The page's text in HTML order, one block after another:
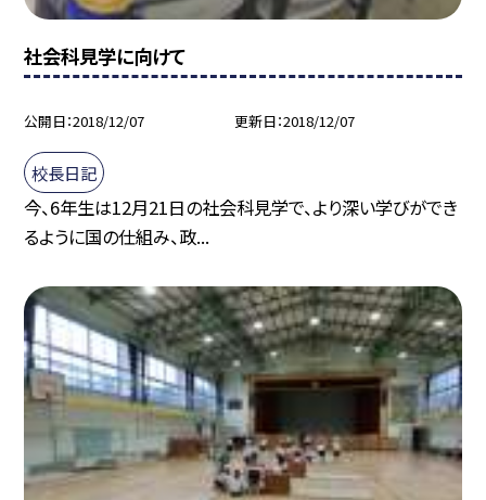
社会科見学に向けて
公開日 2018/12/07 更新日 2018/12/07
校長日記
今、6年生は12月21日の社会科見学で、より深い学びができ
るように国の仕組み、政...